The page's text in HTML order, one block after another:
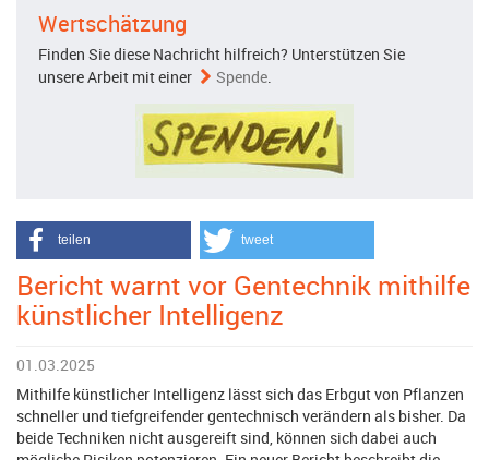
Wertschätzung
Finden Sie diese Nachricht hilfreich? Unterstützen Sie
unsere Arbeit mit einer
Spende.
teilen tweet
Bericht warnt vor Gentechnik mithilfe
künstlicher Intelligenz
01.03.2025
Mithilfe künstlicher Intelligenz lässt sich das Erbgut von Pflanzen
schneller und tiefgreifender gentechnisch verändern als bisher. Da
beide Techniken nicht ausgereift sind, können sich dabei auch